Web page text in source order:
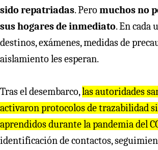
sido repatriadas. Pero muchos no
sus hogares de inmediato. En cada
destinos, exámenes, medidas de
aislamiento les esperan.
Tras el desembarco,las autoridades
activaron protocolos de trazabilidad
aprendidos durante la pandemia del
identificación de contactos,